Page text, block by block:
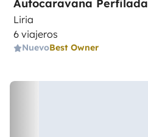
Autocaravana Perfilada
Liria
6 viajeros
NuevoBest Owner